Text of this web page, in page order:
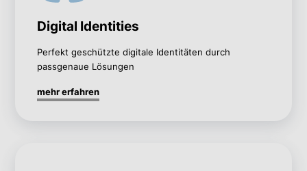
Digital Identities
Perfekt geschützte digitale Identitäten durch
passgenaue Lösungen
mehr erfahren